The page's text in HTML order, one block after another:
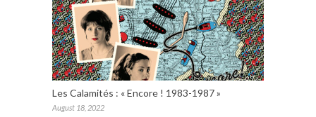
Les Calamités : « Encore ! 1983-1987 »
August 18, 2022